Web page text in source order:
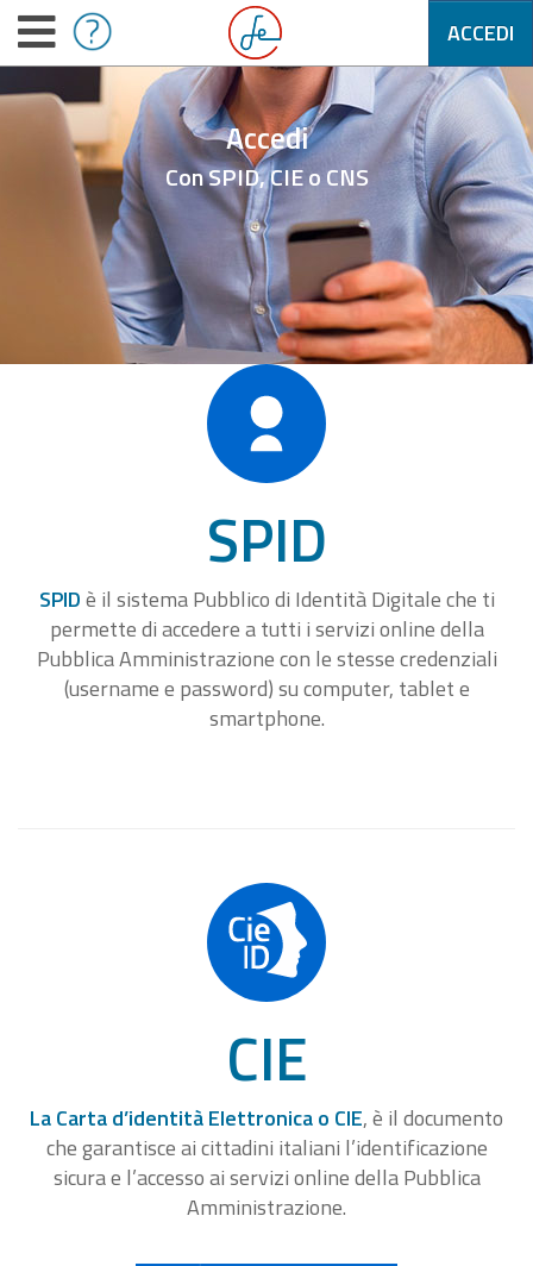
ACCEDI
Accedi
Con SPID, CIE o CNS
SPID
SPIDè il sistema Pubblico di Identità Digitale che ti
permette di accedere a tutti i servizi online della
Pubblica Amministrazione con le stesse credenziali
(username e password) su computer, tablet e
smartphone.
CIE
La Carta d’identità Elettronica o CIE, è il documento
che garantisce ai cittadini italiani l’identificazione
sicura e l’accesso ai servizi online della Pubblica
Amministrazione.